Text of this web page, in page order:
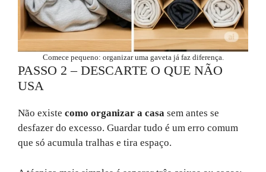
Comece pequeno: organizar uma gaveta já faz diferença.
PASSO 2 – DESCARTE O QUE NÃO
USA
Não existe como organizar a casa sem antes se
desfazer do excesso. Guardar tudo é um erro comum
que só acumula tralhas e tira espaço.